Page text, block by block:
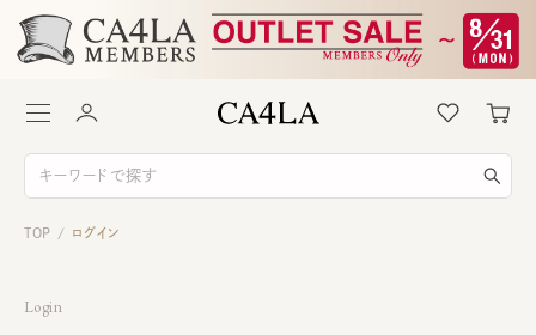
TOP / ログイン
Login